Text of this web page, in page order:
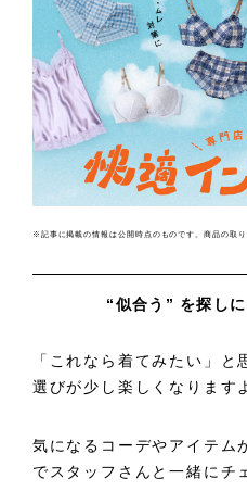
※記事に掲載の情報は公開時点のものです。商品の取
“似合う” を探し
「これなら着てみたい」
選びが少し楽しくなります
気になるコーデやアイテム
でスタッフさんと一緒にチ